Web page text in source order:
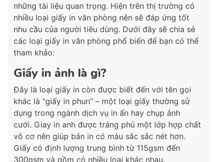
những tài liệu quan trọng. Hiện trên thị trường có
nhiều loại giấy in văn phòng nên sẽ đáp ứng tốt
nhu cầu của người tiêu dùng. Dưới đây sẽ chia sẻ
các loại giấy in văn phòng phổ biến để bạn có thể
tham khảo:
Giấy in ảnh là gì?
Đây là loại giấy in còn được biết đến với tên gọi
khác là “giấy in phun” – một loại giấy thường sử
dụng trong ngành dịch vụ in ấn hay chụp ảnh
cưới. Giay in anh được tráng phủ một lớp hợp chất
vô cơ nên giúp bản in có màu sắc sắc nét hơn.
Giấy có định lượng trung bình từ 115gsm đến
300gsm và gồm có nhiều loại khác nhau.